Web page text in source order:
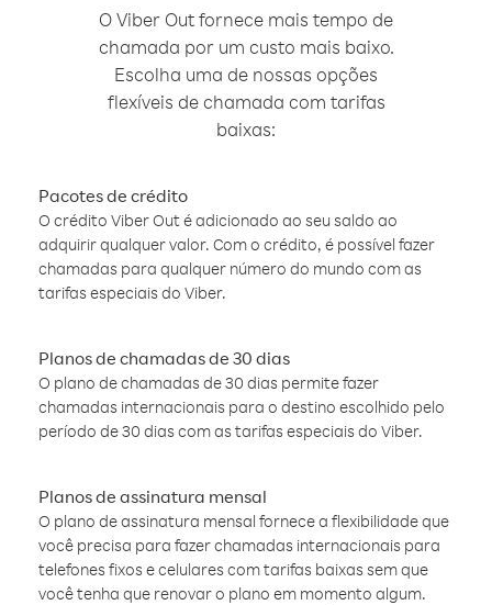
O Viber Out fornece mais tempo de
chamada por um custo mais baixo.
Escolha uma de nossas opções
flexíveis de chamada com tarifas
baixas:
Pacotes de crédito
O crédito Viber Out é adicionado ao seu saldo ao
adquirir qualquer valor. Com o crédito, é possível fazer
chamadas para qualquer número do mundo com as
tarifas especiais do Viber.
Planos de chamadas de 30 dias
O plano de chamadas de 30 dias permite fazer
chamadas internacionais para o destino escolhido pelo
período de 30 dias com as tarifas especiais do Viber.
Planos de assinatura mensal
O plano de assinatura mensal fornece a flexibilidade que
você precisa para fazer chamadas internacionais para
telefones fixos e celulares com tarifas baixas sem que
você tenha que renovar o plano em momento algum.